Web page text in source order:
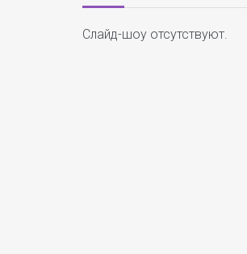
Слайд-шоу отсутствуют.